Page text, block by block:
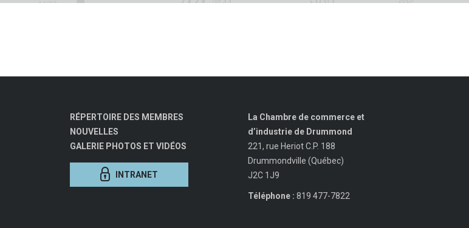
RÉPERTOIRE DES MEMBRES
NOUVELLES
GALERIE PHOTOS ET VIDÉOS
INTRANET
La Chambre de commerce et
d’industrie de Drummond
221, rue Heriot C.P. 188
Drummondville (Québec)
J2C 1J9
Téléphone : 819 477-7822